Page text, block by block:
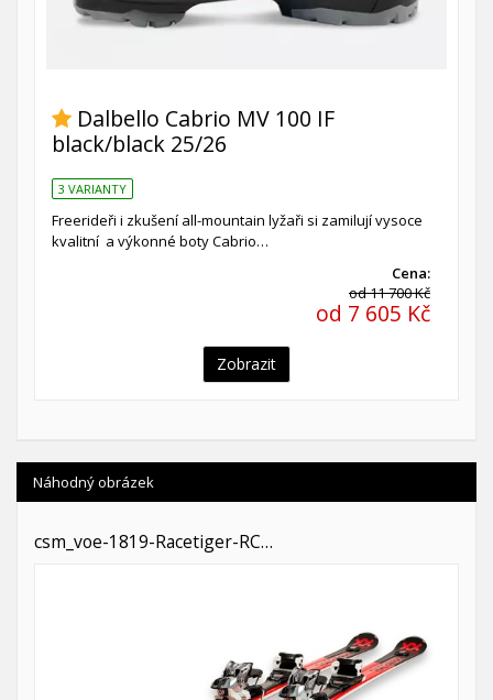
Dalbello Cabrio MV 100 IF
black/black 25/26
3 VARIANTY
Freerideři i zkušení all-mountain lyžaři si zamilují vysoce
kvalitní a výkonné boty Cabrio…
Cena:
od 11 700 Kč
od 7 605 Kč
Zobrazit
Náhodný obrázek
csm_voe-1819-Racetiger-RC…